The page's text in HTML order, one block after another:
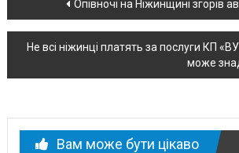
по
новині
Опівночі на Ніжинщині згорів
Не всі ніжинці платять за послуги КП
може
Вам може бути цікаво